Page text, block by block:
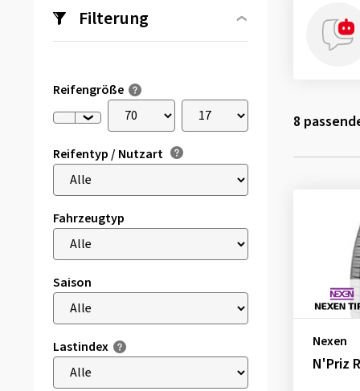
Filterung
Reifengröße
Reifentyp / Nutzart
Fahrzeugtyp
Saison
Lastindex
8
Nexen
N'Priz